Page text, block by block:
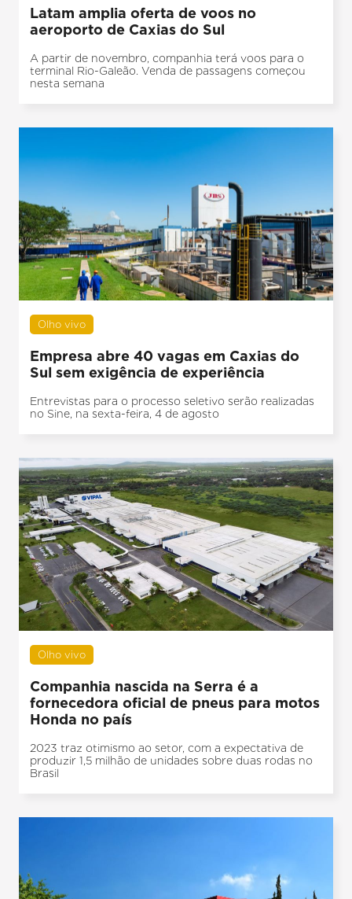
Latam amplia oferta de voos no
aeroporto de Caxias do Sul
A partir de novembro, companhia terá voos para o
terminal Rio-Galeão. Venda de passagens começou
nesta semana
Olho vivo
Empresa abre 40 vagas em Caxias do
Sul sem exigência de experiência
Entrevistas para o processo seletivo serão realizadas
no Sine, na sexta-feira, 4 de agosto
Olho vivo
Companhia nascida na Serra é a
fornecedora oficial de pneus para motos
Honda no país
2023 traz otimismo ao setor, com a expectativa de
produzir 1,5 milhão de unidades sobre duas rodas no
Brasil